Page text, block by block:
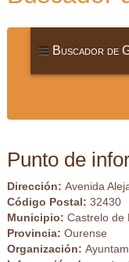
Buscador de
Punto de
Dirección: Avenida
Código Postal: 32430
Municipio: Castrelo de
Provincia: Ourense
Organización: